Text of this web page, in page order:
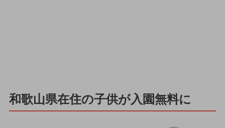
和歌山県在住の子供が入園無料に